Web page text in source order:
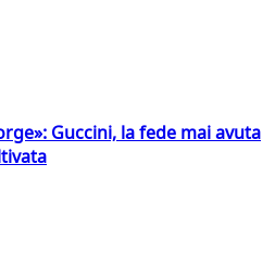
Guccini, la fede mai avuta